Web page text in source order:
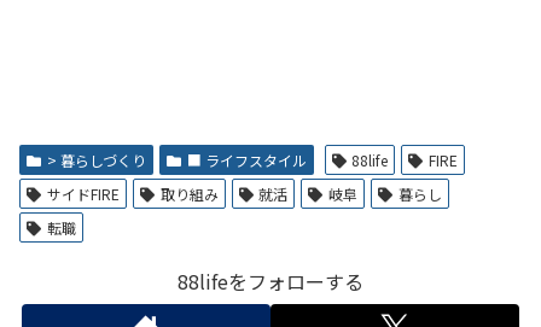
> 暮らしづくり ■ ライフスタイル 88life
FIRE
サイドFIRE
取り組み 就活 岐阜
暮らし
転職
88lifeをフォローする